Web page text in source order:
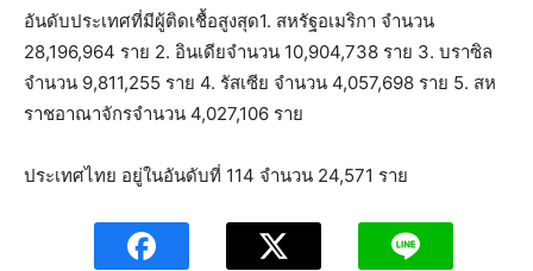
อันดับประเทศที่มีผู้ติดเชื้อสูงสุด1. สหรัฐอเมริกา จำนวน
28,196,964 ราย 2. อินเดียจำนวน 10,904,738 ราย 3. บราซิล
จำนวน 9,811,255 ราย 4. รัสเซีย จำนวน 4,057,698 ราย 5. สห
ราชอาณาจักรจำนวน 4,027,106 ราย
ประเทศไทย อยู่ในอันดับที่ 114 จำนวน 24,571 ราย